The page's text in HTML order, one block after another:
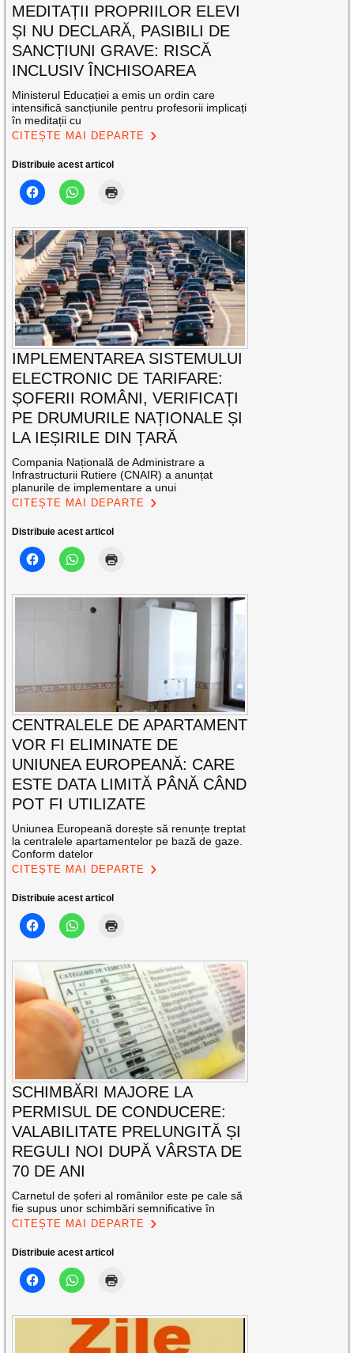
MEDITAȚII PROPRIILOR ELEVI
ȘI NU DECLARĂ, PASIBILI DE
SANCȚIUNI GRAVE: RISCĂ
INCLUSIV ÎNCHISOAREA
Ministerul Educației a emis un ordin care
intensifică sancțiunile pentru profesorii implicați
în meditații cu
CITEȘTE MAI DEPARTE
Distribuie acest articol
IMPLEMENTAREA SISTEMULUI
ELECTRONIC DE TARIFARE:
ȘOFERII ROMÂNI, VERIFICAȚI
PE DRUMURILE NAȚIONALE ȘI
LA IEȘIRILE DIN ȚARĂ
Compania Națională de Administrare a
Infrastructurii Rutiere (CNAIR) a anunțat
planurile de implementare a unui
CITEȘTE MAI DEPARTE
Distribuie acest articol
CENTRALELE DE APARTAMENT
VOR FI ELIMINATE DE
UNIUNEA EUROPEANĂ: CARE
ESTE DATA LIMITĂ PÂNĂ CÂND
POT FI UTILIZATE
Uniunea Europeană dorește să renunțe treptat
la centralele apartamentelor pe bază de gaze.
Conform datelor
CITEȘTE MAI DEPARTE
Distribuie acest articol
SCHIMBĂRI MAJORE LA
PERMISUL DE CONDUCERE:
VALABILITATE PRELUNGITĂ ȘI
REGULI NOI DUPĂ VÂRSTA DE
70 DE ANI
Carnetul de șoferi al românilor este pe cale să
fie supus unor schimbări semnificative în
CITEȘTE MAI DEPARTE
Distribuie acest articol